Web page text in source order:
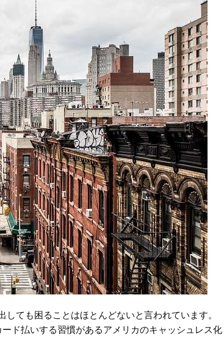
ても困ることはほとんどないと言われています。
ド払いする習慣があるアメリカのキャッシュレス化